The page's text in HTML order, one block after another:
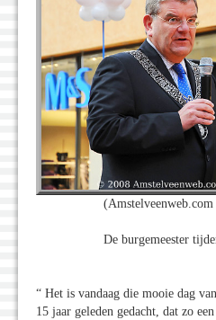
De burgemeester
“ Het is vandaag die mooie dag
15 jaar geleden gedacht, dat zo